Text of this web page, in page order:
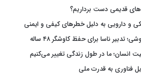
های قدیمی دست برداریم؟
انسان؛ ما در طول زندگی تغییر می‌کنیم
فناوری به قدرت ملی